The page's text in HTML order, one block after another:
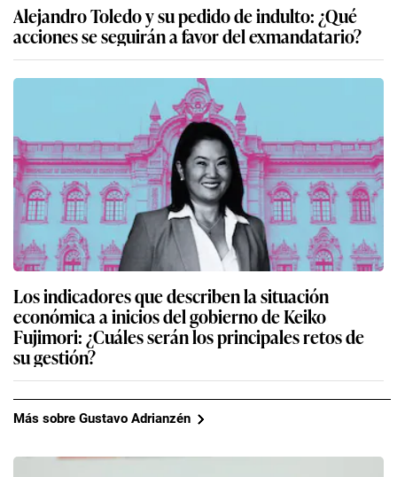
Alejandro Toledo y su pedido de indulto: ¿Qué
acciones se seguirán a favor del exmandatario?
Los indicadores que describen la situación
económica a inicios del gobierno de Keiko
Fujimori: ¿Cuáles serán los principales retos de
su gestión?
Más sobre Gustavo Adrianzén